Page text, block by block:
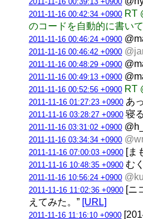
2011-11-16 00:42:34 +0900 RT
のコードを自動的に書い
2011-11-16 00:46:24 +0900
2011-11-16 00:46:42 +0900
2011-11-16 00:48:29 +0900
2011-11-16 00:49:13 +0900
2011-11-16 00:52:56 +0900 RT
2011-11-16 01:27:23 +0900 あ
2011-11-16 03:28:27 +0900 寝
2011-11-16 03:31:02 +0900
2011-11-16 03:34:34 +0900
2011-11-16 07:00:03 +0900 [ま
2011-11-16 10:48:35 +0900 む
2011-11-16 10:56:24 +0900
2011-11-16 11:02:36 +0900 [ニ
えてみた。” [URL]
2011-11-16 11:16:10 +0900